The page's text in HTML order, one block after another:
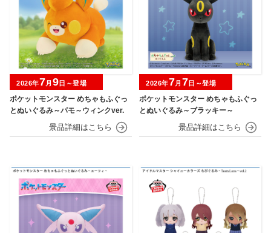
ポケットモンスター めちゃもふぐっ
とぬいぐるみ～パモ～ウィンクver.
2026年7月 9日～登場
ポケットモンスター めちゃもふぐっ
とぬいぐるみ～ブラッキー～
2026年7月 7日～登場